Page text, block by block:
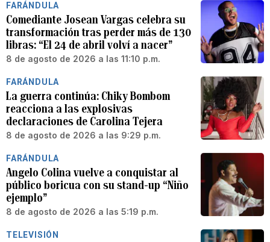
FARÁNDULA
Comediante Josean Vargas celebra su
transformación tras perder más de 130
libras: “El 24 de abril volví a nacer”
8 de agosto de 2026 a las 11:10 p.m.
FARÁNDULA
La guerra continúa: Chiky Bombom
reacciona a las explosivas
declaraciones de Carolina Tejera
8 de agosto de 2026 a las 9:29 p.m.
FARÁNDULA
Angelo Colina vuelve a conquistar al
público boricua con su stand-up “Niño
ejemplo”
8 de agosto de 2026 a las 5:19 p.m.
TELEVISIÓN